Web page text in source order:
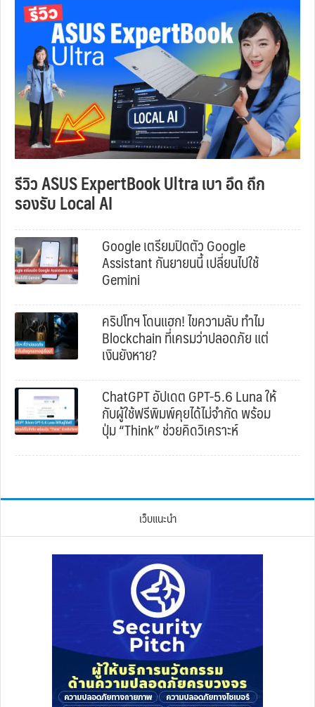
รีวิว ASUS ExpertBook Ultra เบา อึด ถึก
รองรับ Local AI
Google เตรียมปิดตัว Google
Assistant กันยายนนี้ เปลี่ยนไปใช้
Gemini
คริปโทฯ โดนแฮก! ไขความลับ ทำไม
Blockchain ที่เครมว่าปลอดภัย แต่
เงินยังหาย?
ChatGPT อัปเดต GPT-5.6 Luna ให้
กับผู้ใช้ฟรีพิมพ์คุยได้ไม่จำกัด พร้อม
ปุ่ม “Think” ช่วยคิดวิเคราะห์
เว็บแนะนำ